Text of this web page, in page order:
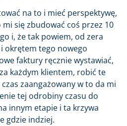
na to i mieć perspektywę,
mi się zbudować coś przez 10
i, że tak powiem, od zera
okrętem tego nowego
faktury ręcznie wystawiać,
każdym klientem, robić te
zaangażowany w to da mi
tej odrobiny czasu do
innym etapie i ta krzywa
gdzie indziej.